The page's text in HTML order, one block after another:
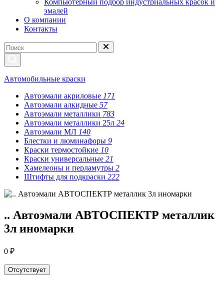
Компьютерный подбор индустриальных красок и
эмалей
О компании
Контакты
Автомобильные краски
Автоэмали акриловые 171
Автоэмали алкидные 57
Автоэмали металлики 783
Автоэмали металлики 25л 24
Автоэмали МЛ 140
Блестки и люминафоры 9
Краски термостойкие 10
Краски универсальные 21
Хамелеоны и перламутры 2
Штифты для подкраски 222
.. Автоэмали АВТОСПЕКТР металлик
3л иномарки
0 ₽
Отсутствует